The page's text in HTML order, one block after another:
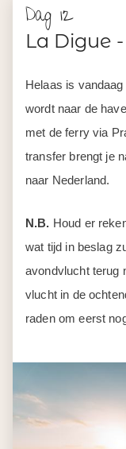
Dag 12
La Digue
Helaas is
wordt naar de
met de ferry via
transfer brengt je
naar Nederland.
N.B. Houd er
wat tijd in beslag
avondvlucht terug
vlucht in de
raden om eerst